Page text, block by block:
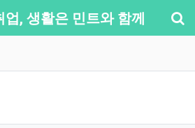
업, 생활은 민트와 함께